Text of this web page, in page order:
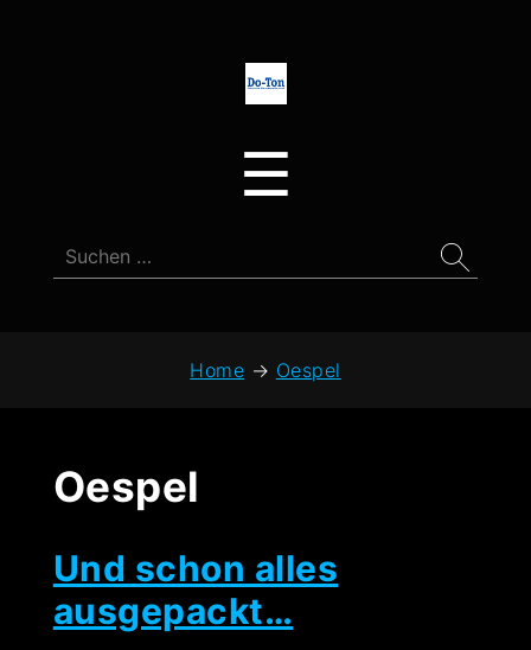
Do-
Ton
☰
Suchen
nach:
Home → Oespel
Oespel
Und schon alles
ausgepackt…